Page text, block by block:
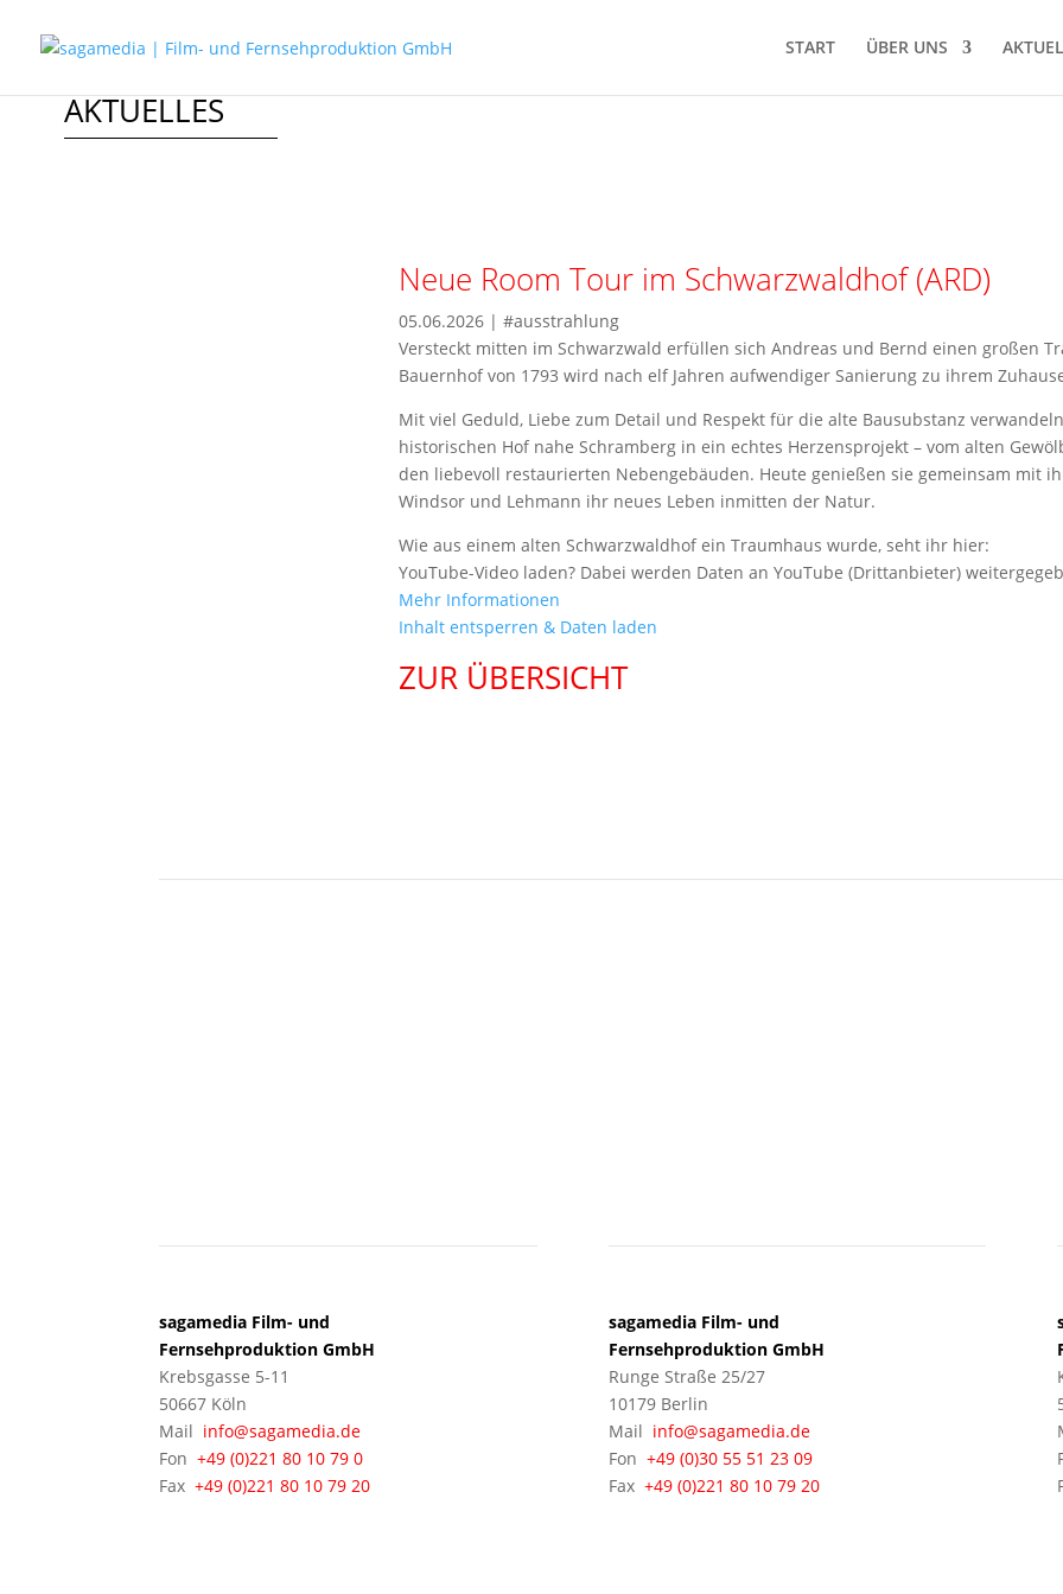
START ÜBER UNS
AKTUELLES
Neue Room Tour im Schwarzwaldhof (ARD)
05.06.2026 | #ausstrahlung
Versteckt mitten im Schwarzwald erfüllen sich Andreas und Bernd einen großen
Bauernhof von 1793 wird nach elf Jahren aufwendiger Sanierung zu ihrem
Mit viel Geduld, Liebe zum Detail und Respekt für die alte Bausubstanz
historischen Hof nahe Schramberg in ein echtes Herzensprojekt – vom alten
den liebevoll restaurierten Nebengebäuden. Heute genießen sie gemeinsam mit
Windsor und Lehmann ihr neues Leben inmitten der Natur.
Wie aus einem alten Schwarzwaldhof ein Traumhaus wurde, seht ihr hier:
YouTube-Video laden? Dabei werden Daten an YouTube (Drittanbieter)
Mehr Informationen
Inhalt entsperren & Daten laden
ZUR ÜBERSICHT
sagamedia Film- und
Fernsehproduktion GmbH
Krebsgasse 5-11
50667 Köln
Mail info@sagamedia.de
Fon+49 (0)221 80 10 79 0
Fax+49 (0)221 80 10 79 20
sagamedia Film- und
Fernsehproduktion GmbH
Runge Straße 25/27
10179 Berlin
Mail info@sagamedia.de
Fon +49 (0)30 55 51 23 09
Fax +49 (0)221 80 10 79 20